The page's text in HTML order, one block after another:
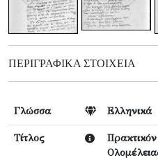
ΠΕΡΙΓΡΑΦΙΚΆ ΣΤΟΙΧΕΊΑ
Γλώσσα Ελληνικά
Τίτλος